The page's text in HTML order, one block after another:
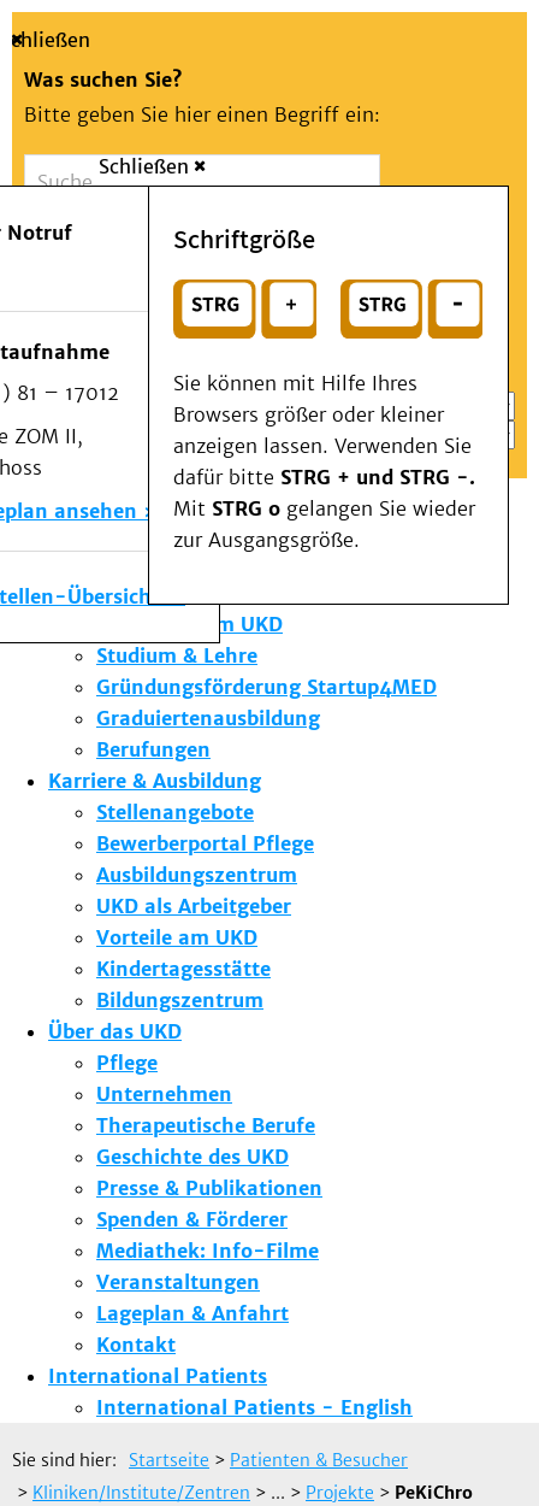
Suche
Schließen
Was suchen Sie?
Bitte geben Sie hier einen Begriff ein:
Suchen
oder
Wählen Sie ein Thema für Ihren Schnelleinstieg
Notfall
Schließen
Notruf
81 – 17012
ZOM II,
ansehen
Übersicht
Schriftgröße
Sie können mit Hilfe Ihres
Browsers größer oder kleiner
anzeigen lassen. Verwenden Sie
dafür bitte STRG + und STRG -.
Mit STRG o gelangen Sie wieder
zur Ausgangsgröße.
Menü
Patienten & Besucher
Kliniken/Institute/Zentren
Als Patient am UKD
Beratung und Unterstützung
Veranstaltungen
Kommunikation im Medizinwesen (KIM)
Notfall
Forschung & Lehre
Die Institute des UKD
Forschung am UKD
Studium & Lehre
Gründungsförderung Startup4MED
Graduiertenausbildung
Berufungen
Karriere & Ausbildung
Stellenangebote
Bewerberportal Pflege
Ausbildungszentrum
UKD als Arbeitgeber
Vorteile am UKD
Kindertagesstätte
Bildungszentrum
Über das UKD
Pflege
Unternehmen
Therapeutische Berufe
Geschichte des UKD
Presse & Publikationen
Spenden & Förderer
Mediathek: Info-Filme
Veranstaltungen
Lageplan & Anfahrt
Kontakt
International Patients
International Patients - English
Sie sind hier: Startseite > Patienten & Besucher
> Kliniken/Institute/Zentren > ... > Projekte > PeKiChro